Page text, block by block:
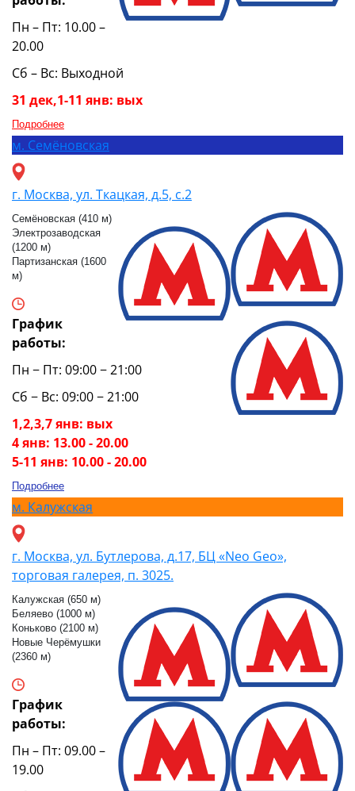
Пн – Пт: 10.00 –
20.00
Сб – Вс: Выходной
31 дек,1-11 янв: вых
Подробнее
м. Семёновская
г. Москва, ул. Ткацкая, д.5, с.2
Семёновская (410 м)
Электрозаводская
(1200 м)
Партизанская (1600
м)
График
работы:
Пн − Пт: 09:00 − 21:00
Сб − Вс: 09:00 − 21:00
1,2,3,7 янв: вых
4 янв: 13.00 - 20.00
5-11 янв: 10.00 - 20.00
Подробнее
м. Калужская
г. Москва, ул. Бутлерова, д.17, БЦ «Neo Geo»,
торговая галерея, п. 3025.
Калужская (650 м)
Беляево (1000 м)
Коньково (2100 м)
Новые Черёмушки
(2360 м)
График
работы:
Пн – Пт: 09.00 –
19.00